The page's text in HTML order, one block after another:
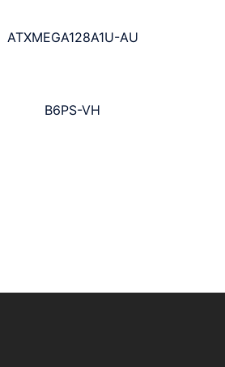
ATXMEGA128A1U-AU
B6PS-VH